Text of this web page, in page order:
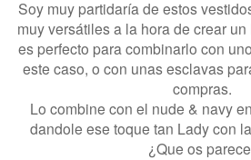
Soy muy partidaría de estos
muy versátiles a la hora de crear
es perfecto para combinarlo con
este caso, o con unas esclavas
compras.
Lo combine con el nude & navy
dandole ese toque tan Lady con
¿Que os